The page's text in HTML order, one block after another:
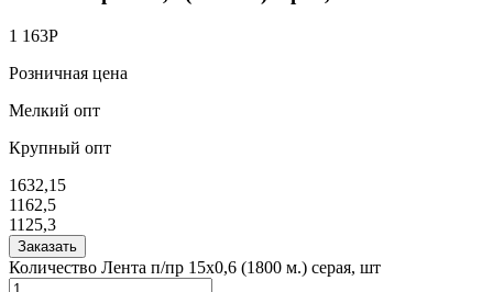
1 163Р
Розничная цена
Мелкий опт
Крупный опт
1632,15
1162,5
1125,3
Заказать
Количество Лента п/пр 15х0,6 (1800 м.) серая, шт